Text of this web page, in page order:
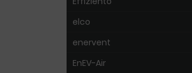
elco
enervent
EnEV-Air